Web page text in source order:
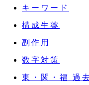
キーワード
構成生薬
副作用
数字対策
東・関・福 過